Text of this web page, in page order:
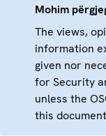
Mohim
The views,
information
given nor
for Security
unless the
this